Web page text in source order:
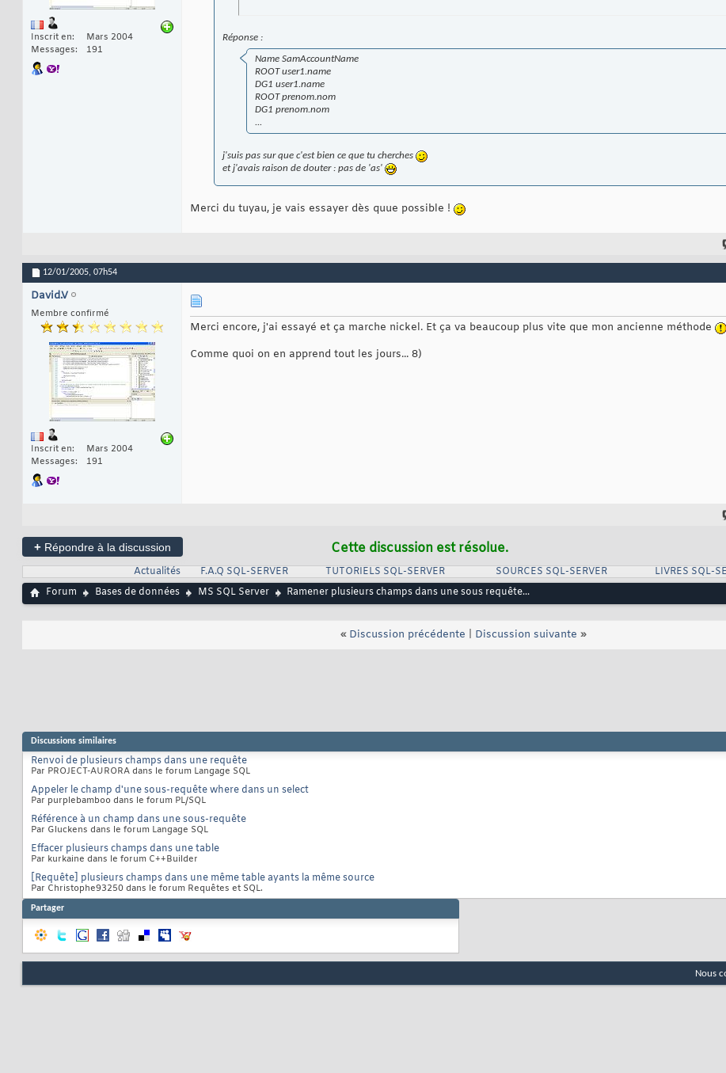
Inscrit en
Mars 2004
Messages
191
Réponse :
Name SamAccountName
ROOT user1.name
DG1 user1.name
ROOT prenom.nom
DG1 prenom.nom
...
j'suis pas sur que c'est bien ce que tu cherches
et j'avais raison de douter : pas de 'as'
Merci du tuyau, je vais essayer dès quue possible !
12/01/2005, 07h54
David.V
Membre confirmé
Inscrit en
Mars 2004
Messages
191
Merci encore, j'ai essayé et ça marche nickel. Et ça va beaucoup plus vite que mon ancienne méthode
Comme quoi on en apprend tout les jours... 8)
+ Répondre à la discussion Cette discussion est résolue.
Actualités F.A.Q SQL-SERVER TUTORIELS SQL-SERVER SOURCES SQL-SERVER
LIVRES SQL-
Forum
Bases de données MS SQL Server Ramener plusieurs champs dans une sous requête...
« Discussion précédente Discussion suivante »
Discussions similaires
Renvoi de plusieurs champs dans une requête
Par PROJECT-AURORA dans le forum Langage SQL
Appeler le champ d'une sous-requête where dans un select
Par purplebamboo dans le forum PL/SQL
Référence à un champ dans une sous-requête
Par Gluckens dans le forum Langage SQL
Effacer plusieurs champs dans une table
Par kurkaine dans le forum C++Builder
[Requête] plusieurs champs dans une même table ayants la même source
Par Christophe93250 dans le forum Requêtes et SQL.
Partager
Nous